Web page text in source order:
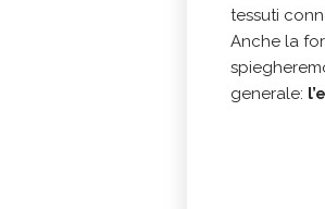
tessuti
Anche la
generale: